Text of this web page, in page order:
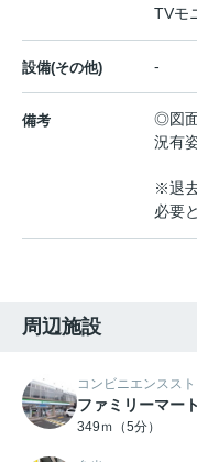
TVモ
設備(その他) -
備考
◎図
況有
※退
必要
周辺施設
コンビニエンスス
ファミリーマー
349ｍ（5分）